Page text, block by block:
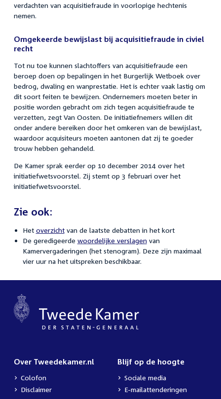
verdachten van acquisitiefraude in voorlopige hechtenis
nemen.
Omgekeerde bewijslast bij acquisitiefraude in civiel
recht
Tot nu toe kunnen slachtoffers van acquisitiefraude een
beroep doen op bepalingen in het Burgerlijk Wetboek over
bedrog, dwaling en wanprestatie. Het is echter vaak lastig om
dit soort feiten te bewijzen. Ondernemers moeten beter in
positie worden gebracht om zich tegen acquisitiefraude te
verzetten, zegt Van Oosten. De initiatiefnemers willen dit
onder andere bereiken door het omkeren van de bewijslast,
waardoor acquisiteurs moeten aantonen dat zij te goeder
trouw hebben gehandeld.
De Kamer sprak eerder op 10 december 2014 over het
initiatiefwetsvoorstel. Zij stemt op 3 februari over het
initiatiefwetsvoorstel.
Zie ook:
Het overzichtvan de laatste debatten in het kort
De geredigeerde woordelijke verslagenvan
Kamervergaderingen (het stenogram). Deze zijn maximaal
vier uur na het uitspreken beschikbaar.
Over Tweedekamer.nl
Colofon
Disclaimer
Blijf op de hoogte
Sociale media
E-mailattenderingen